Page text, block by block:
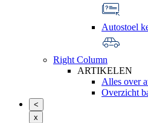
Autostoel
Right Column
ARTIKELEN
Alles over
Overzicht
<
x